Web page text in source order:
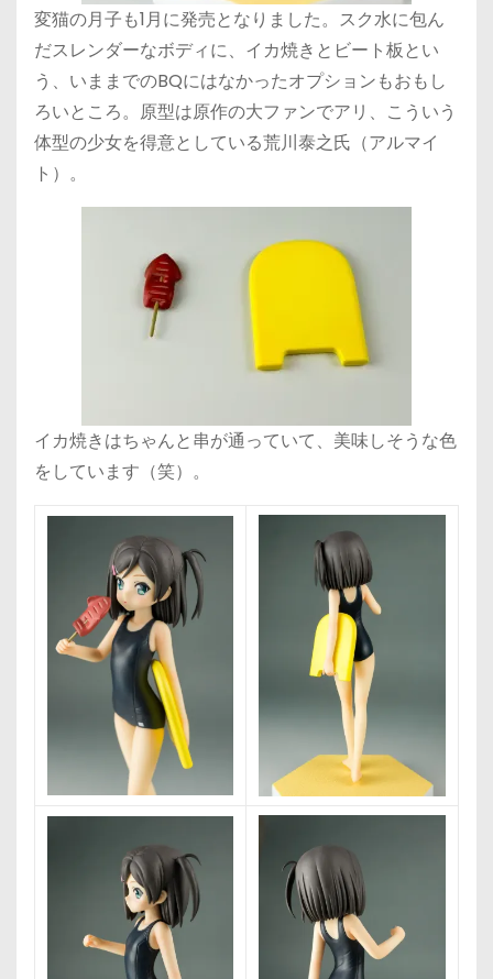
変猫の月子も1月に発売となりました。スク水に包ん
だスレンダーなボディに、イカ焼きとビート板とい
う、いままでのBQにはなかったオプションもおもし
ろいところ。原型は原作の大ファンでアリ、こういう
体型の少女を得意としている荒川泰之氏（アルマイ
ト）。
イカ焼きはちゃんと串が通っていて、美味しそうな色
をしています（笑）。